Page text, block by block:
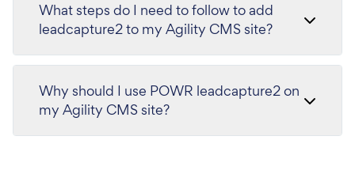
What steps do I need to follow to add
leadcapture2 to my Agility CMS site?
Why should I use POWR leadcapture2 on
my Agility CMS site?